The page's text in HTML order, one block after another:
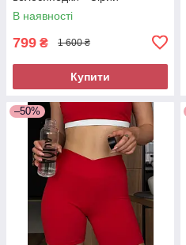
В наявності
799 ₴ 1 600 ₴
Купити
–50%